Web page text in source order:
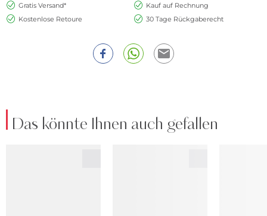
Gratis Versand*
Kauf auf Rechnung
Kostenlose Retoure
30 Tage Rückgaberecht
Das könnte Ihnen auch gefallen